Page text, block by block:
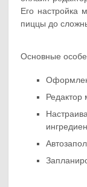
Его настройка
пиццы до
Основные
Редактор